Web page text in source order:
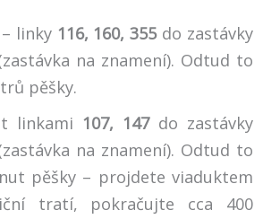
– linky 116, 160, 355do zastávky
na znamení). Odtud to
pěšky.
linkami 107, 147do zastávky
na znamení). Odtud to
pěšky – projdete viaduktem
tratí, pokračujte cca 400